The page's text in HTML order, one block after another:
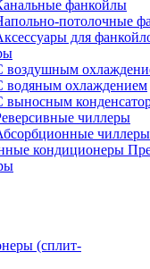
фанкойлы
потолочные
для
воздушным
водяным охлаждением
выносным
чиллеры
чиллеры